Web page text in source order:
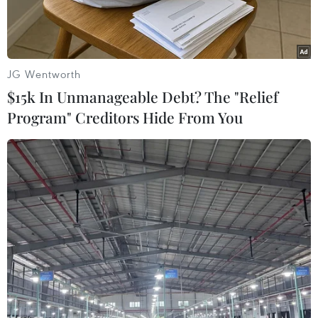
Phụ nữ thường cảm thấy lạnh nhanh hơn đàn ông. (Nguồn:
Vietnam+)
Mức nhiệt này dễ chịu với một số người nhưng
có thể lại quá lạnh đối với người khác. Cảm
nhận về nhiệt độ của mỗi người không giống
nhau, trong đó giới tính là một yếu tố quyết
định.
Phụ nữ thường cảm thấy lạnh nhanh hơn đàn
ông. Điều này được minh chứng qua những
JG Wentworth
$15k In Unmanageable Debt? The "Relief
Program" Creditors Hide From You